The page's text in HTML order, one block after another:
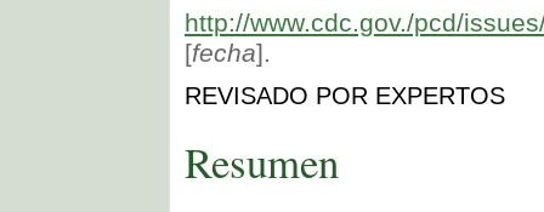
http://www.cdc.gov./pcd/
[fecha].
REVISADO POR EXPERTOS
Resumen